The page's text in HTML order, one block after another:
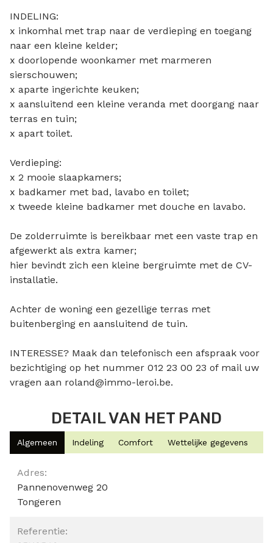
INDELING:
x inkomhal met trap naar de verdieping en toegang
naar een kleine kelder;
x doorlopende woonkamer met marmeren
sierschouwen;
x aparte ingerichte keuken;
x aansluitend een kleine veranda met doorgang naar
terras en tuin;
x apart toilet.
Verdieping:
x 2 mooie slaapkamers;
x badkamer met bad, lavabo en toilet;
x tweede kleine badkamer met douche en lavabo.
De zolderruimte is bereikbaar met een vaste trap en
afgewerkt als extra kamer;
hier bevindt zich een kleine bergruimte met de CV-
installatie.
Achter de woning een gezellige terras met
buitenberging en aansluitend de tuin.
INTERESSE? Maak dan telefonisch een afspraak voor
bezichtiging op het nummer 012 23 00 23 of mail uw
vragen aan roland@immo-leroi.be.
DETAIL VAN HET PAND
Algemeen Indeling Comfort Wettelijke gegevens
Algemeen
Adres:
Pannenovenweg 20
Tongeren
Referentie: